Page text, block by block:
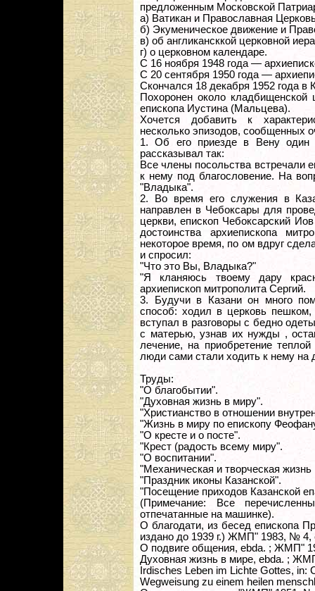
предложенным Московской
а) Ватикан и Православная
б) Экуменическое движение и
в) об англикансккой церковной
г) о церковном календаре.
С 16 ноября 1948 года —
С 20 сентября 1950 года —
Скончался 18 декабря 1952 года в
Похоронен около
епископа Иустина (Мальцева).
Хочется добавить к
несколько эпизодов, сообщенных
1. Об его приезде в Вену один
рассказывал так:
Все члены посольства встречали
к нему под благословение. На
"Владыка".
2. Во время его служения в
направлен в Чебоксары для
церкви, епископ Чебоксарский
достоинства архиепископа
некоторое время, по ом вдруг
и спросил:
"Что это Вы, Владыка?"
"Я кланяюсь твоему дару
архиепископ митрополита Сергий.
3. Будучи в Казани он много
способ: ходил в церковь
вступал в разговоры с бедно
с матерью, узнав их нужды ,
лечение, на приобретение
люди сами стали ходить к нему на
Труды:
"О благобытии".
"Духовная жизнь в миру".
"Христианство в отношении
"Жизнь в миру по епископу
"О кресте и о посте".
"Крест (радость всему миру".
"О воспитании".
"Механическая и творческая жизнь
"Праздник иконы Казанской".
"Посещение приходов Казанской
(Примечание: Все
отпечатанные на машинке).
О благодати, из бесед епископа
издано до 1939 г.) ЖМП" 1983, № 4,
О подвиге общения, ebda. ; ЖМП"
Духовная жизнь в мире, ebda. ;
Irdisches Leben im Lichte Gottes, in:
Wegweisung zu einem heilen